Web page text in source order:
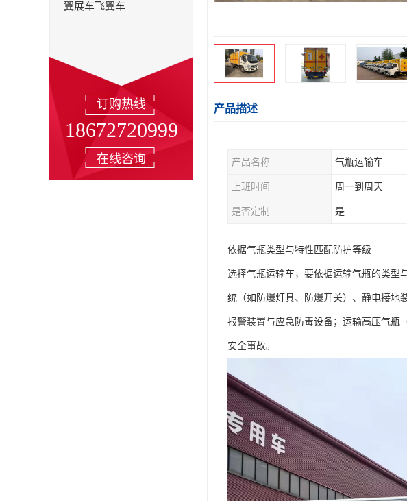
翼展车飞翼车
订购热线
18672720999
在线咨询
产品描述
产品名称 气瓶运输车
上班时间 周一到周天
是否定制 是
依据气瓶类型与特性匹配防护等级​
选择气瓶运输车，要依据运输气瓶的类型
统（如防爆灯具、防爆开关）、静电接地
报警装置与应急防毒设备；运输高压气瓶
安全事故。​